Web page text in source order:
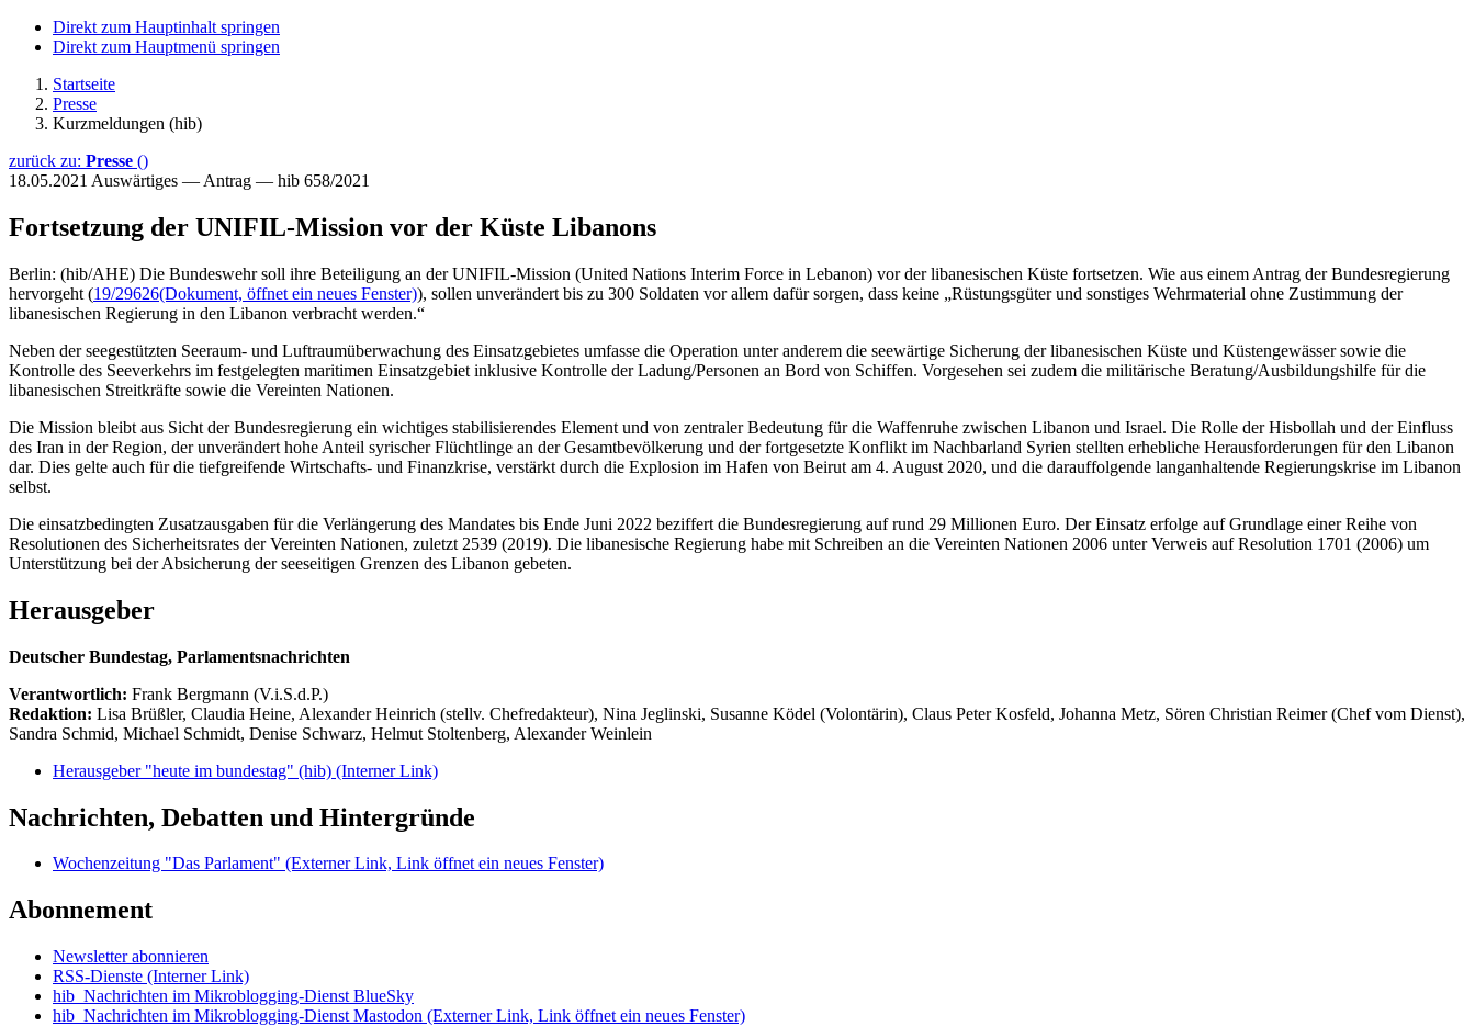
Direkt zum Hauptinhalt springen
Direkt zum Hauptmenü springen
Startseite
Presse
Kurzmeldungen (hib)
zurück zu: Presse ()
18.05.2021 Auswärtiges — Antrag — hib 658/2021
Fortsetzung der UNIFIL-Mission vor der Küste Libanons
Berlin: (hib/AHE) Die Bundeswehr soll ihre Beteiligung an der UNIFIL-Mission (United Nations Interim Force in Lebanon) vor der libanesischen Küste fortsetzen. Wie aus einem Antrag der Bundesregierung
hervorgeht (19/29626(Dokument, öffnet ein neues Fenster)), sollen unverändert bis zu 300 Soldaten vor allem dafür sorgen, dass keine „Rüstungsgüter und sonstiges Wehrmaterial ohne Zustimmung der
libanesischen Regierung in den Libanon verbracht werden.“
Neben der seegestützten Seeraum- und Luftraumüberwachung des Einsatzgebietes umfasse die Operation unter anderem die seewärtige Sicherung der libanesischen Küste und Küstengewässer sowie die
Kontrolle des Seeverkehrs im festgelegten maritimen Einsatzgebiet inklusive Kontrolle der Ladung/Personen an Bord von Schiffen. Vorgesehen sei zudem die militärische Beratung/Ausbildungshilfe für die
libanesischen Streitkräfte sowie die Vereinten Nationen.
Die Mission bleibt aus Sicht der Bundesregierung ein wichtiges stabilisierendes Element und von zentraler Bedeutung für die Waffenruhe zwischen Libanon und Israel. Die Rolle der Hisbollah und der Einfluss
des Iran in der Region, der unverändert hohe Anteil syrischer Flüchtlinge an der Gesamtbevölkerung und der fortgesetzte Konflikt im Nachbarland Syrien stellten erhebliche Herausforderungen für den Libanon
dar. Dies gelte auch für die tiefgreifende Wirtschafts- und Finanzkrise, verstärkt durch die Explosion im Hafen von Beirut am 4. August 2020, und die darauffolgende langanhaltende Regierungskrise im Libanon
selbst.
Die einsatzbedingten Zusatzausgaben für die Verlängerung des Mandates bis Ende Juni 2022 beziffert die Bundesregierung auf rund 29 Millionen Euro. Der Einsatz erfolge auf Grundlage einer Reihe von
Resolutionen des Sicherheitsrates der Vereinten Nationen, zuletzt 2539 (2019). Die libanesische Regierung habe mit Schreiben an die Vereinten Nationen 2006 unter Verweis auf Resolution 1701 (2006) um
Unterstützung bei der Absicherung der seeseitigen Grenzen des Libanon gebeten.
Herausgeber
Deutscher Bundestag, Parlamentsnachrichten
Verantwortlich: Frank Bergmann (V.i.S.d.P.)
Redaktion: Lisa Brüßler, Claudia Heine, Alexander Heinrich (stellv. Chefredakteur), Nina Jeglinski, Susanne Ködel (Volontärin), Claus Peter Kosfeld, Johanna Metz, Sören Christian Reimer (Chef vom Dienst),
Sandra Schmid, Michael Schmidt, Denise Schwarz, Helmut Stoltenberg, Alexander Weinlein
Herausgeber "heute im bundestag" (hib) (Interner Link)
Nachrichten, Debatten und Hintergründe
Wochenzeitung "Das Parlament" (Externer Link, Link öffnet ein neues Fenster)
Abonnement
Newsletter abonnieren
RSS-Dienste (Interner Link)
hib_Nachrichten im Mikroblogging-Dienst BlueSky
hib_Nachrichten im Mikroblogging-Dienst Mastodon (Externer Link, Link öffnet ein neues Fenster)